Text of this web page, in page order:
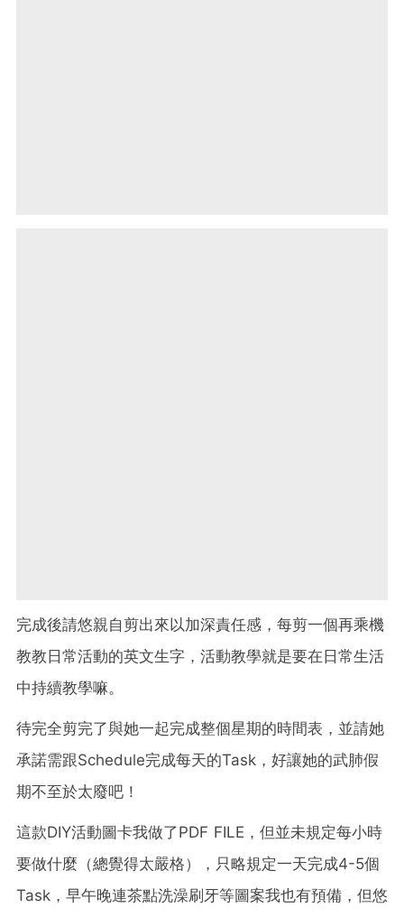
完成後請悠親自剪出來以加深責任感，每剪一個再乘機
教教日常活動的英文生字，活動教學就是要在日常生活
中持續教學嘛。
待完全剪完了與她一起完成整個星期的時間表，並請她
承諾需跟Schedule完成每天的Task，好讓她的武肺假
期不至於太廢吧！
這款DIY活動圖卡我做了PDF FILE，但並未規定每小時
要做什麼（總覺得太嚴格），只略規定一天完成4-5個
Task，早午晚連茶點洗澡刷牙等圖案我也有預備，但悠